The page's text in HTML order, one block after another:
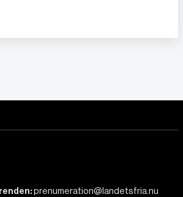
prenumeration@landetsfria.nu